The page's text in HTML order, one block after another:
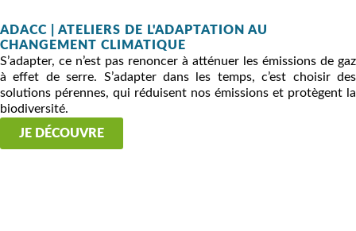
ADACC | ATELIERS DE L'ADAPTATION AU
CHANGEMENT CLIMATIQUE
S’adapter, ce n’est pas renoncer à atténuer les émissions de gaz
à effet de serre. S’adapter dans les temps, c’est choisir des
solutions pérennes, qui réduisent nos émissions et protègent la
biodiversité.
JE DÉCOUVRE